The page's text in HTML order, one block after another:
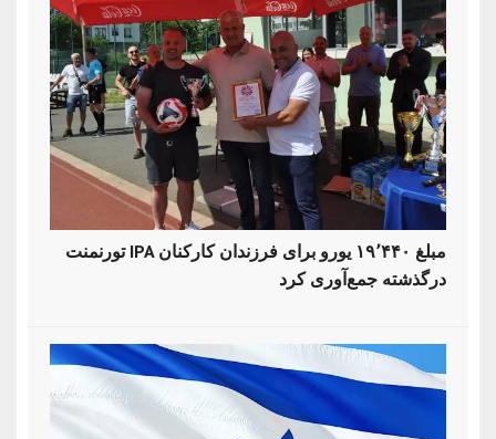
تورنمنت IPA مبلغ ۱۹٬۴۴۰ یورو برای فرزندان کارکنان
درگذشته جمع‌آوری کرد